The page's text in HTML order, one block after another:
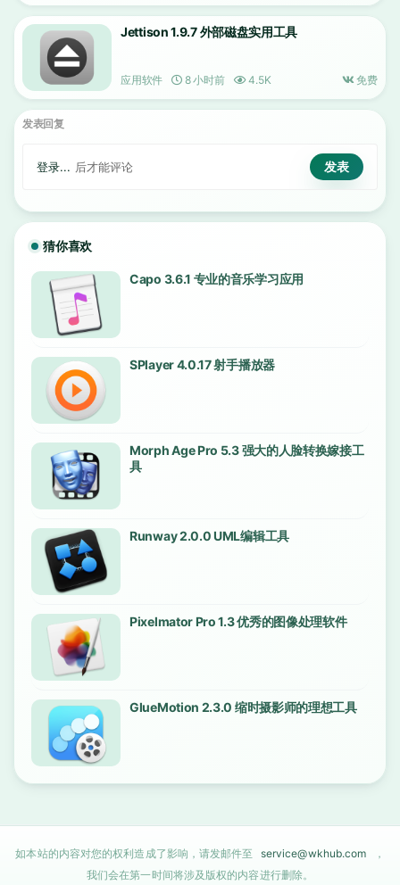
Jettison 1.9.7 外部磁盘实用工具
应用软件 8 小时前 4.5K 免费
发表回复
登录... 后才能评论
猜你喜欢
Capo 3.6.1 专业的音乐学习应用
SPlayer 4.0.17 射手播放器
Morph Age Pro 5.3 强大的人脸转换嫁接工
具
Runway 2.0.0 UML编辑工具
Pixelmator Pro 1.3 优秀的图像处理软件
GlueMotion 2.3.0 缩时摄影师的理想工具
如本站的内容对您的权利造成了影响，请发邮件至 service@wkhub.com
，
我们会在第一时间将涉及版权的内容进行删除。